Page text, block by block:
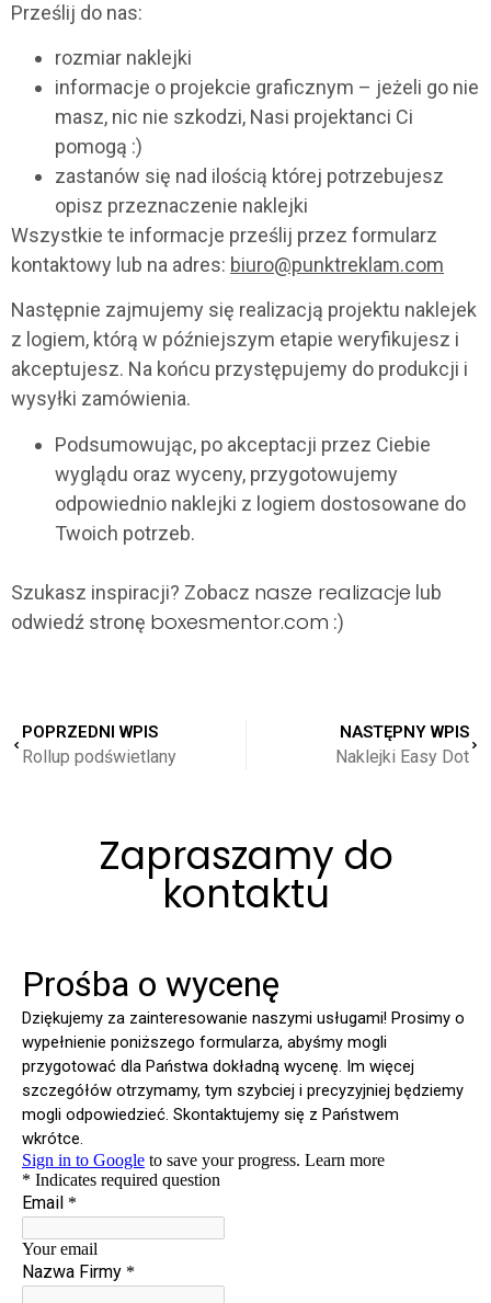
Prześlij do nas:
rozmiar naklejki
informacje o projekcie graficznym – jeżeli go nie
masz, nic nie szkodzi, Nasi projektanci Ci
pomogą :)
zastanów się nad ilością której potrzebujesz
opisz przeznaczenie naklejki
Wszystkie te informacje prześlij przez formularz
kontaktowy lub na adres: biuro@punktreklam.com
Następnie zajmujemy się realizacją projektu naklejek
z logiem, którą w późniejszym etapie weryfikujesz i
akceptujesz. Na końcu przystępujemy do produkcji i
wysyłki zamówienia.
Podsumowując, po akceptacji przez Ciebie
wyglądu oraz wyceny, przygotowujemy
odpowiednio naklejki z logiem dostosowane do
Twoich potrzeb.
Szukasz inspiracji? Zobacz nasze realizacje lub
odwiedź stronę boxesmentor.com :)
POPRZEDNI WPIS
Rollup podświetlany
NASTĘPNY WPIS
Naklejki Easy Dot
Zapraszamy do
kontaktu